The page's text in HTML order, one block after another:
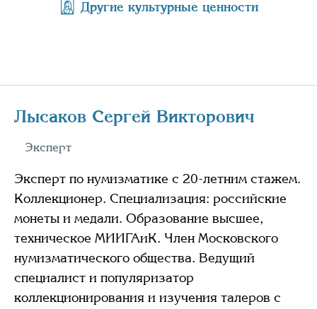
Другие культурные ценности
Лысаков Сергей Викторович
Эксперт
Эксперт по нумизматике с 20-летним стажем.
Коллекционер. Специализация: российские
монеты и медали. Образование высшее,
техническое МИИГАиК. Член Московского
нумизматического общества. Ведущий
специалист и популяризатор
коллекционирования и изучения талеров с